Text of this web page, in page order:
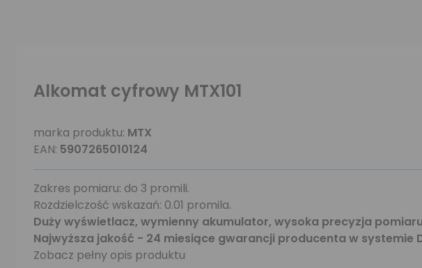
Alkomat cyfrowy MTX101
marka produktu: MTX
EAN: 5907265010124
Zakres pomiaru: do 3 promili.
Rozdzielczość wskazań: 0.01 promila.
Duży wyświetlacz, wymienny akumulator, wysoka precyzja
Najwyższa jakość - 24 miesiące gwarancji producenta w systemie
Zobacz pełny opis produktu